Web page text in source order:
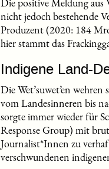
nicht jedoch bestehende
Produzent (2020: 184
hier stammt das
Indigene Land-
Die Wet’suwet’en
vom Landesinneren bis
sorgte immer wieder für
Response Group) mit
Journalist*Innen zu
verschwundenen